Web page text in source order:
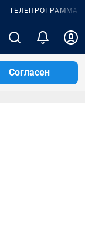
ТЕЛЕПРОГРАММА
Согласен